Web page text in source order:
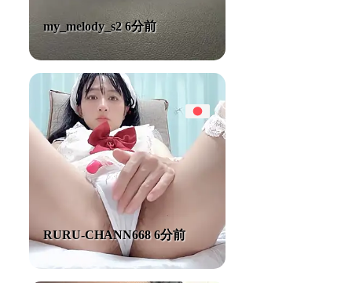
my_melody_s2 6分前
RURU-CHANN668 6分前